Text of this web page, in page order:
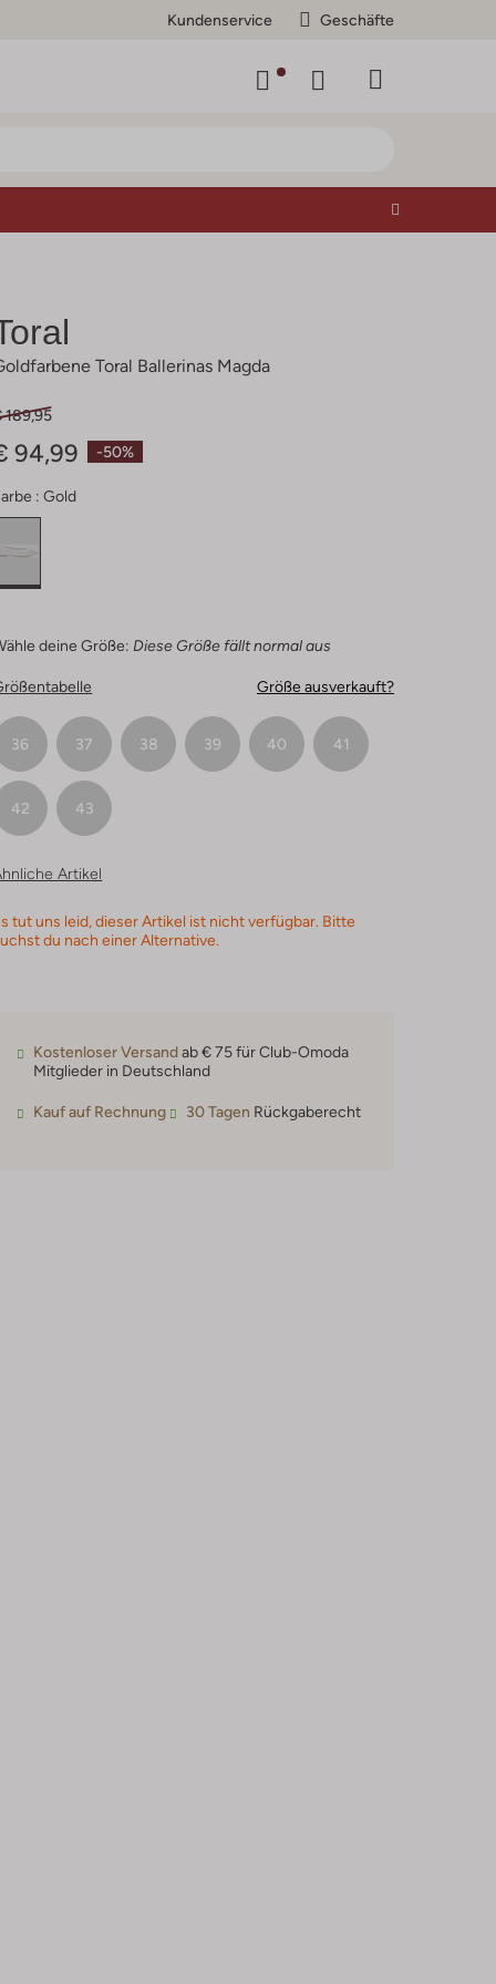
Kundenservice Geschäfte
Toral Ballerinas Magda
-50%
189,95
94,99
: Gold
deine Größe: Diese Größe fällt normal aus
Größe ausverkauft?
36 37 38 39 40 41
42 43
Artikel
tut uns leid, dieser Artikel ist nicht verfügbar. Bitte
du nach einer Alternative.
Kostenloser Versandab € 75 für Club-Omoda
Mitglieder in Deutschland
Kauf auf Rechnung 30 Tagen Rückgaberecht